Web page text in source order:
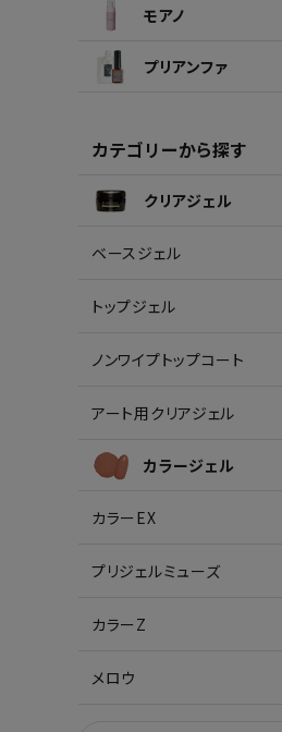
モアノ
プリアンファ
カテゴリーから探す
クリアジェル
ベースジェル
トップジェル
ノンワイプトップコート
アート用クリアジェル
カラージェル
カラーEX
プリジェルミューズ
カラーZ
メロウ